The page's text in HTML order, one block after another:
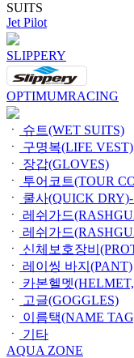
SUITS
Jet Pilot
SLIPPERY
OPTIMUMRACING
ㆍ
슈트(WET SUITS)
ㆍ
구명복(LIFE VEST)
ㆍ
장갑(GLOVES)
ㆍ
투어코트(TOUR
ㆍ
쿨사(QUICK
ㆍ
레쉬가드
ㆍ
레쉬가드
ㆍ
신체보호장비
ㆍ
레이씽 바지(PANT)
ㆍ
카본헬멧
ㆍ
고글(GOGGLES)
ㆍ
이름택(NAME
ㆍ
기타
AQUA ZONE